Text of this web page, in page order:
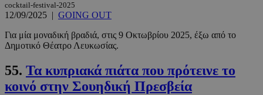
cocktail-festival-2025
12/09/2025 | GOING OUT
Για μία μοναδική βραδιά, στις 9 Οκτωβρίου 2025, έξω από το
Δημοτικό Θέατρο Λευκωσίας.
55. Τα κυπριακά πιάτα που πρότεινε το
κοινό στην Σουηδική Πρεσβεία
_scc_session
.entelia-
adserver.com
19 λεπτά